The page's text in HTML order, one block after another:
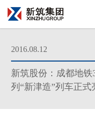
2016.08.12
新筑股份：成都地
列“新津造”列车正式